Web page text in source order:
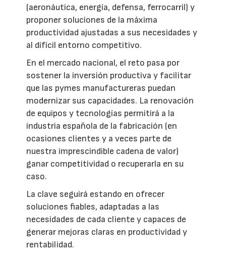
(aeronáutica, energía, defensa, ferrocarril) y
proponer soluciones de la máxima
productividad ajustadas a sus necesidades y
al difícil entorno competitivo.
En el mercado nacional, el reto pasa por
sostener la inversión productiva y facilitar
que las pymes manufactureras puedan
modernizar sus capacidades. La renovación
de equipos y tecnologías permitirá a la
industria española de la fabricación (en
ocasiones clientes y a veces parte de
nuestra imprescindible cadena de valor)
ganar competitividad o recuperarla en su
caso.
La clave seguirá estando en ofrecer
soluciones fiables, adaptadas a las
necesidades de cada cliente y capaces de
generar mejoras claras en productividad y
rentabilidad.